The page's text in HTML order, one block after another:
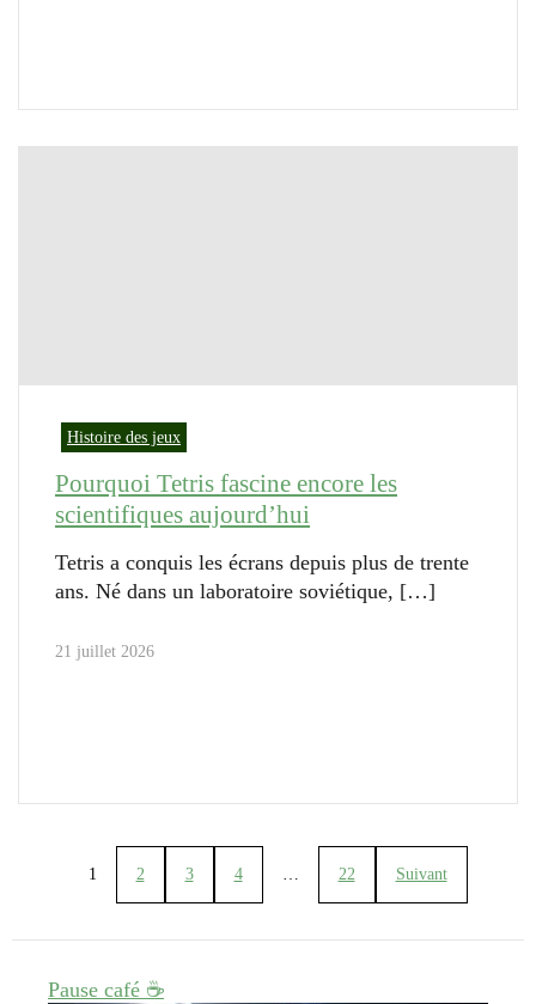
Histoire des jeux
Pourquoi Tetris fascine encore les
scientifiques aujourd’hui
Tetris a conquis les écrans depuis plus de trente
ans. Né dans un laboratoire soviétique,
21 juillet 2026
1 2 3 4 … 22 Suivant
Pause café ☕